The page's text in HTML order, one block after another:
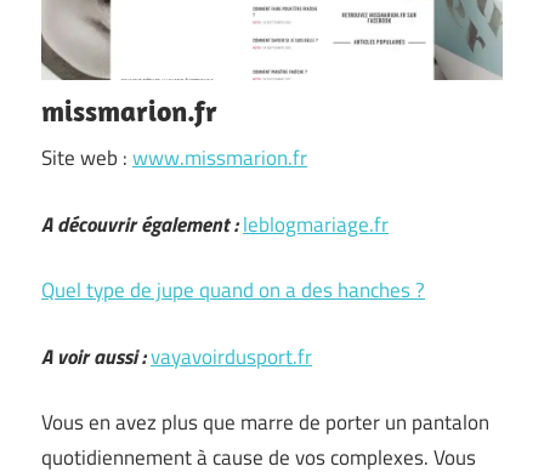
missmarion.fr
Site web :www.missmarion.fr
A découvrir également :leblogmariage.fr
Quel type de jupe quand on a des hanches ?
A voir aussi :vayavoirdusport.fr
Vous en avez plus que marre de porter un pantalon
quotidiennement à cause de vos complexes. Vous